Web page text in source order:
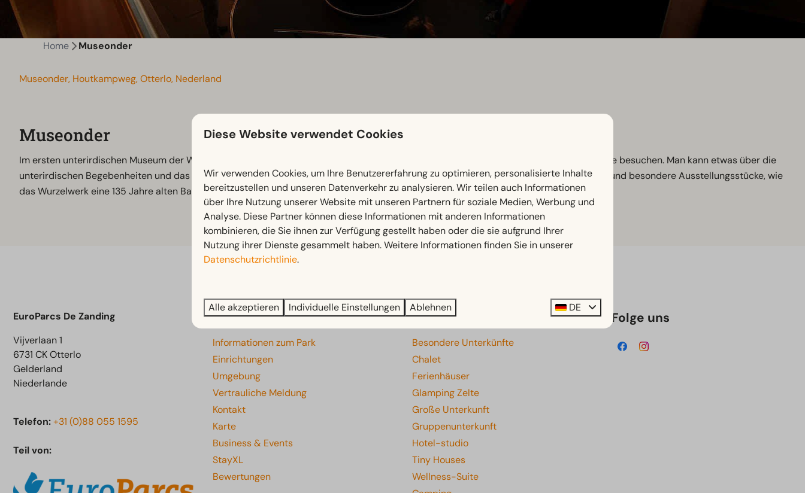
Home Museonder
Museonder, Houtkampweg, Otterlo, Nederland
Museonder
Im ersten unterirdischen Museum der Welt im Zentrum des Nationalparks De Hoge Veluwe kann man eine Ausstellung tief unter der Erde besuchen. Man kann etwas über die
unterirdischen Begebenheiten und das dortige Leben in früheren Zeiten lernen, Knochen von längst ausgestorbenen Tieren betrachten und besondere Ausstellungsstücke, wie
das Wurzelwerk eine 135 Jahre alten Baumes, bewundern.
EuroParcs De Zanding
Vijverlaan 1
6731 CK Otterlo
Gelderland
Niederlande
Telefon:+31 (0)88 055 1595
Teil von:
Navigation
Informationen zum Park
Einrichtungen
Umgebung
Vertrauliche Meldung
Kontakt
Karte
Business & Events
StayXL
Bewertungen
Unterkünfte
Besondere Unterkünfte
Chalet
Ferienhäuser
Glamping Zelte
Große Unterkunft
Gruppenunterkunft
Hotel-studio
Tiny Houses
Wellness-Suite
Folge uns
Diese Website verwendet Cookies
Wir verwenden Cookies, um Ihre Benutzererfahrung zu optimieren, personalisierte Inhalte
bereitzustellen und unseren Datenverkehr zu analysieren. Wir teilen auch Informationen
über Ihre Nutzung unserer Website mit unseren Partnern für soziale Medien, Werbung und
Analyse. Diese Partner können diese Informationen mit anderen Informationen
kombinieren, die Sie ihnen zur Verfügung gestellt haben oder die sie aufgrund Ihrer
Nutzung ihrer Dienste gesammelt haben. Weitere Informationen finden Sie in unserer
Datenschutzrichtlinie.
Alle akzeptieren Individuelle Einstellungen Ablehnen DE